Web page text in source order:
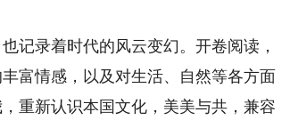
录着时代的风云变幻。开卷阅读，
富情感，以及对生活、自然等各方面
重新认识本国文化，美美与共，兼容